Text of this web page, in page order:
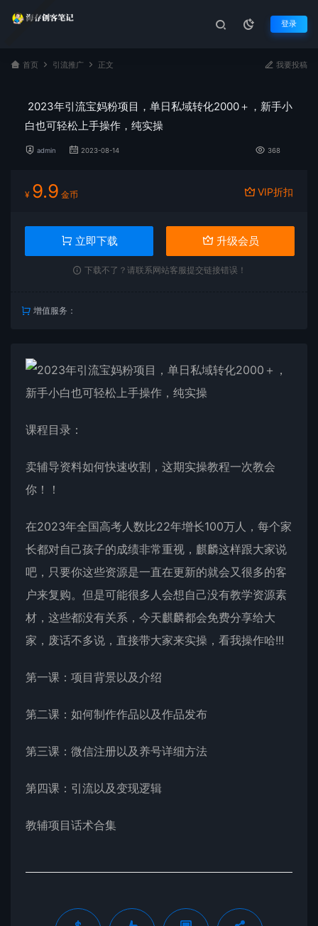
登录
首页 引流推广 正文 我要投稿
2023年引流宝妈粉项目，单日私域转化2000＋，新手小
白也可轻松上手操作，纯实操
admin 2023-08-14 368
¥ 9.9 金币 VIP折扣
立即下载 升级会员
下载不了？请联系网站客服提交链接错误！
增值服务：
课程目录：
卖辅导资料如何快速收割，这期实操教程一次教会
你！！
在2023年全国高考人数比22年增长100万人，每个家
长都对自己孩子的成绩非常重视，麒麟这样跟大家说
吧，只要你这些资源是一直在更新的就会又很多的客
户来复购。但是可能很多人会想自己没有教学资源素
材，这些都没有关系，今天麒麟都会免费分享给大
家，废话不多说，直接带大家来实操，看我操作哈!!!
第一课：项目背景以及介绍
第二课：如何制作作品以及作品发布
第三课：微信注册以及养号详细方法
第四课：引流以及变现逻辑
教辅项目话术合集